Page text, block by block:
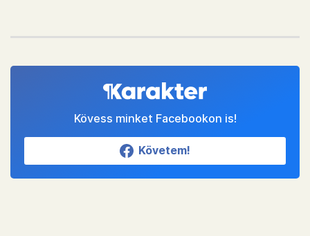
Kövess minket Facebookon is!
Követem!